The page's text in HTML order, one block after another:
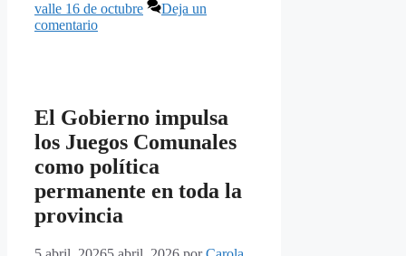
valle 16 de octubre
Deja un
comentario
El Gobierno impulsa
los Juegos Comunales
como política
permanente en toda la
provincia